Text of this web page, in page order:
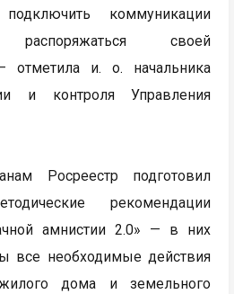
коммуникации
своей
отметила и. о. начальника
и контроля Управления
Росреестр подготовил
рекомендации
амнистии 2.0» — в них
все необходимые действия
дома и земельного